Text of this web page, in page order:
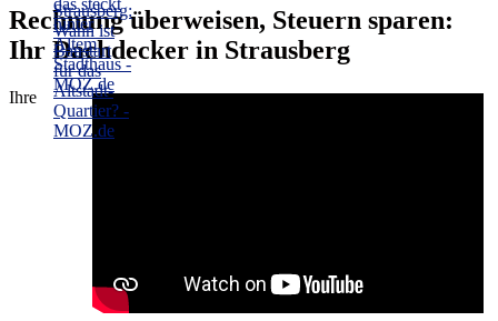
Rechnung überweisen, Steuern sparen:
Ihr Dachdecker in Strausberg
Ihre